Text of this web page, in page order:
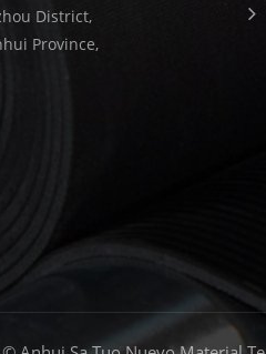
District,
Province,